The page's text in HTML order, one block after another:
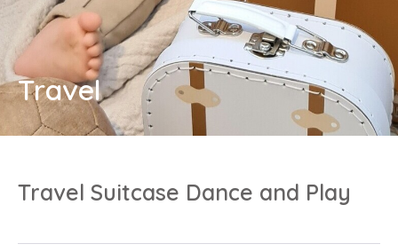
Travel
Travel Suitcase Dance and Play